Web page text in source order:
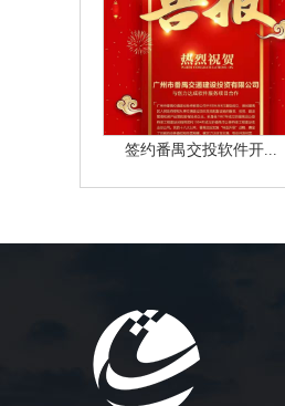
签约番禺交投软件开...